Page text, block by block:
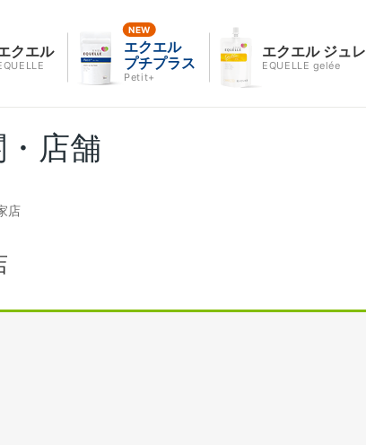
クエル
エクエル
プチプラス
Petit+
エクエル ジュレ
EQUELLE gelée
店舗
店